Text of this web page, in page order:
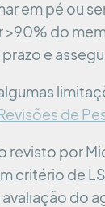
em pé ou
do
e
Revisões de
revisto por
critério de
do